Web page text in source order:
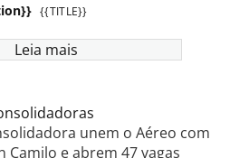
{{TITLE}}
Leia mais
unem o Aéreo com
Camilo e abrem 47 vagas